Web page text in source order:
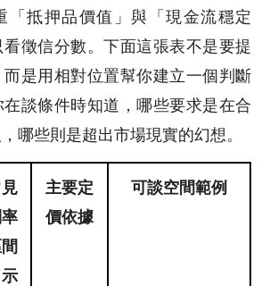
「抵押品價值」與「現金流穩定
徵信分數。下面這張表不是要提
是用相對位置幫你建立一個判斷
談條件時知道，哪些要求是在合
哪些則是超出市場現實的幻想。
示
主要定
價依據
可談空間範例